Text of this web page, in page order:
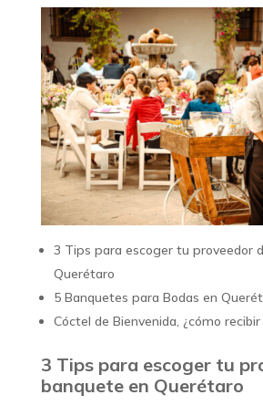
3 Tips para escoger tu proveedor
Querétaro
5 Banquetes para Bodas en
Cóctel de Bienvenida, ¿cómo
3 Tips para escoger tu
banquete en Querétaro